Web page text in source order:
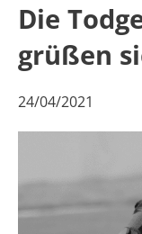
Die
grüßen
24/04/2021